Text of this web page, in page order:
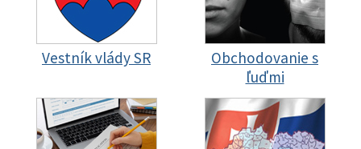
Vestník vlády SR
Obchodovanie s
ľuďmi